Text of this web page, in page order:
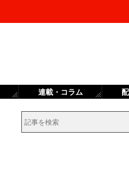
連載・コラム